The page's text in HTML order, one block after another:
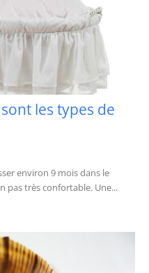
les types de
environ 9 mois dans le
pas très confortable. Une...